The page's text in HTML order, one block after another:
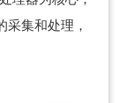
集和处理，